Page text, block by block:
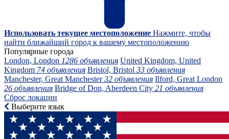
Использовать текущее местоположение Нажмите, чтобы
найти ближайший город к вашему местоположению
Популярные города
London, London 1286 объявления United Kingdom, United
Kingdom 74 объявления Bristol, Bristol 33 объявления
Manchester, Great Manchester32 объявления Ilford, Great London
26 объявления Bridge of Don, Aberdeen City 21 объявления
Сброс локации
Выберите язык